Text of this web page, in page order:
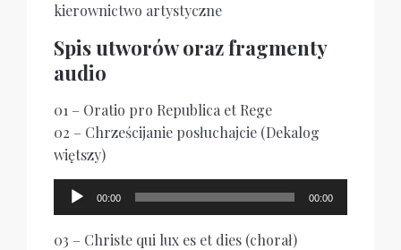
kierownictwo artystyczne
Spis utworów oraz fragmenty
audio
01 – Oratio pro Republica et Rege
02 – Chrześcijanie posłuchajcie (Dekalog
więtszy)
Odtwarzacz
plików
dźwiękowych
00:00 00:00
03 – Christe qui lux es et dies (chorał)